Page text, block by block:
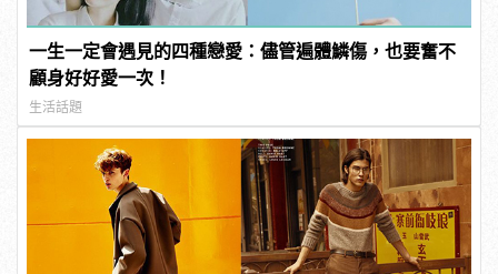
一生一定會遇見的四種戀愛：儘管遍體鱗傷，也要奮不
顧身好好愛一次！
生活話題